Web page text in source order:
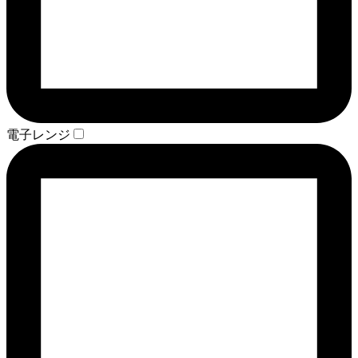
電子レンジ